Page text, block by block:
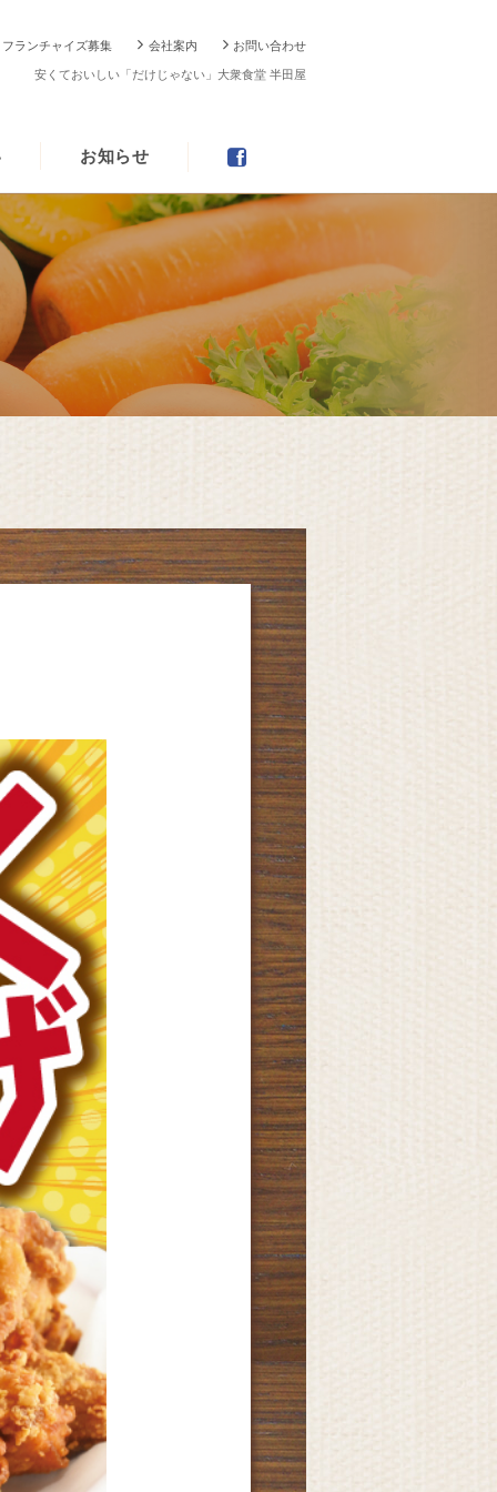
フランチャイズ募集 会社案内 お問い合わせ
安くておいしい「だけじゃない」大衆食堂 半田屋
お知らせ